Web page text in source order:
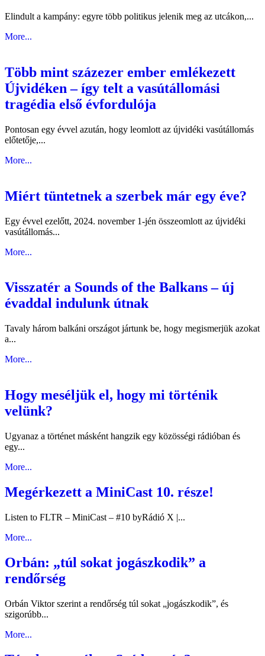
Elindult a kampány: egyre több politikus jelenik meg az utcákon,...
More...
Több mint százezer ember emlékezett
Újvidéken – így telt a vasútállomási
tragédia első évfordulója
Pontosan egy évvel azután, hogy leomlott az újvidéki vasútállomás
előtetője,...
More...
Miért tüntetnek a szerbek már egy éve?
Egy évvel ezelőtt, 2024. november 1-jén összeomlott az újvidéki
vasútállomás...
More...
Visszatér a Sounds of the Balkans – új
évaddal indulunk útnak
Tavaly három balkáni országot jártunk be, hogy megismerjük azokat
a...
More...
Hogy meséljük el, hogy mi történik
velünk?
Ugyanaz a történet másként hangzik egy közösségi rádióban és
egy...
More...
Megérkezett a MiniCast 10. része!
Listen to FLTR – MiniCast – #10 byRádió X |...
More...
Orbán: „túl sokat jogászkodik” a
rendőrség
Orbán Viktor szerint a rendőrség túl sokat „jogászkodik”, és
szigorúbb...
More...